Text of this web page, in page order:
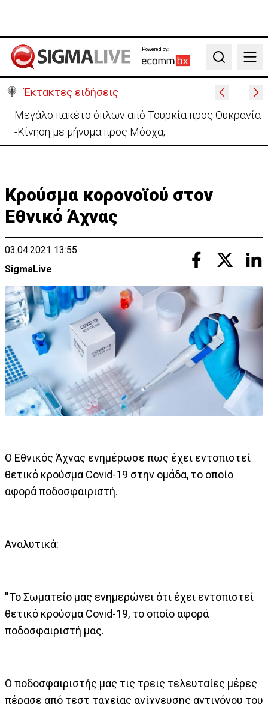
Powered by:
Search
Έκτακτες ειδήσεις
«Όχι» Νετανιάχου σε σχέδιο Τραμπ-«Καμία
αποχώρηση μέχρι να αφοπλιστεί η Χαμάς»
Κρούσμα κορονοϊού στον
Εθνικό Άχνας
03.04.2021 13:55
SigmaLive
Ο Εθνικός Άχνας ενημέρωσε πως έχει εντοπιστεί
θετικό κρούσμα Covid-19 στην ομάδα, το οποίο
αφορά ποδοσφαιριστή.
Αναλυτικά:
''Το Σωματείο μας ενημερώνει ότι έχει εντοπιστεί
θετικό κρούσμα Covid-19, το οποίο αφορά
ποδοσφαιριστή μας.
Ο ποδοσφαιριστής μας τις τρεις τελευταίες μέρες
πέρασε από τεστ ταχείας ανίχνευσης αντιγόνου του